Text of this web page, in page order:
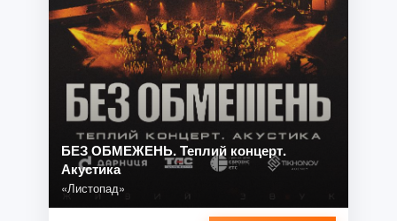
БЕЗ ОБМЕЖЕНЬ. Теплий концерт.
Акустика
«Листопад»